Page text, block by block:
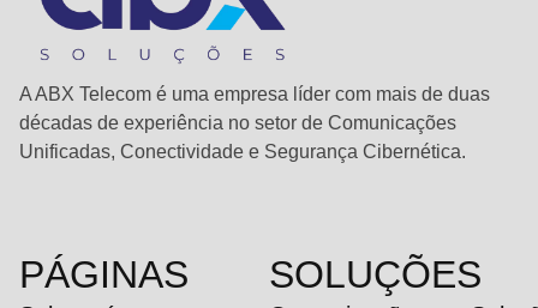
A ABX Telecom é uma empresa líder com mais de duas
décadas de experiência no setor de Comunicações
Unificadas, Conectividade e Segurança Cibernética.
PÁGINAS SOLUÇÕES